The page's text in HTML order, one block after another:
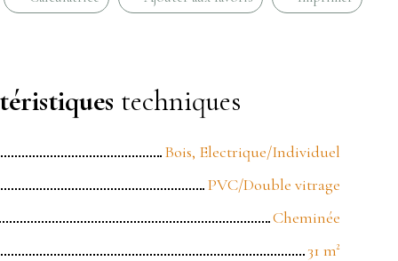
techniques
Bois, Electrique/Individuel
PVC/Double vitrage
Cheminée
31 m²